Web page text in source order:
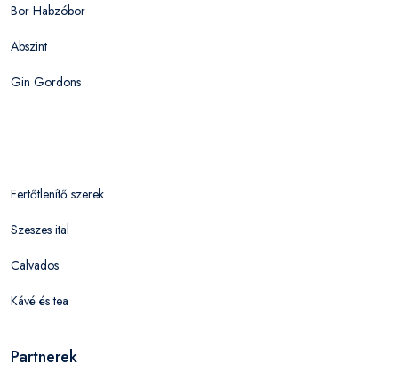
Bor Habzóbor
Abszint
Gin Gordons
Fertőtlenítő szerek
Szeszes ital
Calvados
Kávé és tea
Partnerek